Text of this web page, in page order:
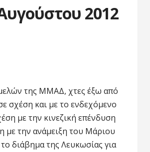
2012
της ΜΜΑΔ, χτες έξω από
σχέση και με το ενδεχόμενο
με την κινεζική επένδυση
με την ανάμειξη του Μάριου
διάβημα της Λευκωσίας για